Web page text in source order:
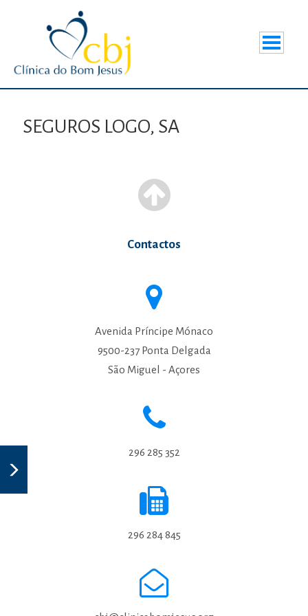
SEGUROS LOGO, SA
Contactos
Avenida Príncipe Mónaco
9500-237 Ponta Delgada
São Miguel - Açores
296 285 352
296 284 845